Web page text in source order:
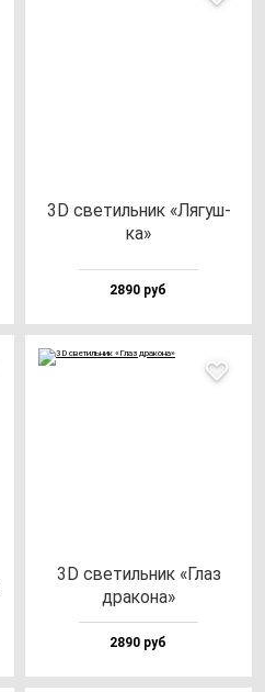
3D све­тиль­ник «Лягуш­
ка»
2890 руб
3D све­тиль­ник «Глаз
дра­ко­на»
2890 руб